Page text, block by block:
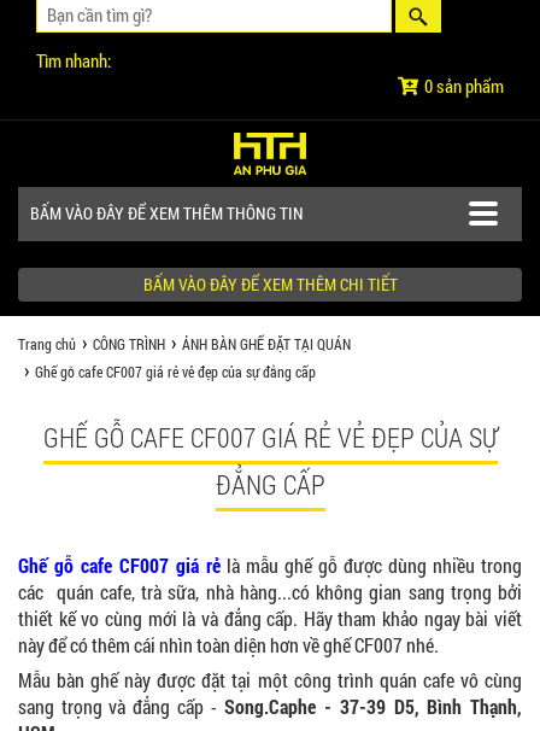
Tìm nhanh:
0 sản phẩm
BẤM VÀO ĐÂY ĐỂ XEM THÊM THÔNG TIN
SẢN PHẨM
KHÁCH HÀNG NÊN BIẾT
BẤM VÀO ĐÂY ĐỂ XEM THÊM CHI TIẾT
Trang chủ CÔNG TRÌNH
ẢNH BÀN GHẾ ĐẶT TẠI QUÁN
Ghế gỗ cafe CF007 giá rẻ vẻ đẹp của sự đẳng cấp
GHẾ GỖ CAFE CF007 GIÁ RẺ VẺ ĐẸP CỦA SỰ
ĐẲNG CẤP
Ghế gỗ cafe CF007 giá rẻ là mẫu ghế gỗ được dùng nhiều trong
các quán cafe, trà sữa, nhà hàng...có không gian sang trọng bởi
thiết kế vo cùng mới là và đẳng cấp. Hãy tham khảo ngay bài viết
này để có thêm cái nhìn toàn diện hơn về ghế CF007 nhé.
Mẫu bàn ghế này được đặt tại một công trình quán cafe vô cùng
sang trọng và đẳng cấp - Song.Caphe - 37-39 D5, Bình Thạnh,